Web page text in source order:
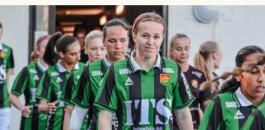
inte själv överlåta din biljett till någon annan.